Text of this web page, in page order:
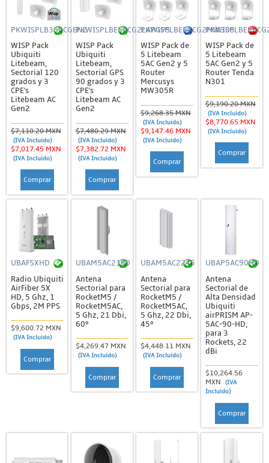
PKWISPLB35ACGEN2
WISP Pack
Ubiquiti
Litebeam,
Sectorial 120
grados y 3
CPE's
Litebeam AC
Gen2
$7,110.20 MXN
(IVA Incluido)
$7,017.45 MXN
(IVA Incluido)
Comprar
PKWISPLBE5ACG2LAPGPS
WISP Pack
Ubiquiti
Litebeam,
Sectorial GPS
90 grados y 3
CPE's
Litebeam AC
Gen2
$7,480.29 MXN
(IVA Incluido)
$7,382.72 MXN
(IVA Incluido)
Comprar
PKWISPLBE5ACG2MW305
WISP Pack de
5 Litebeam
5AC Gen2 y 5
Router
Mercusys
MW305R
$9,268.35 MXN
(IVA Incluido)
$9,147.46 MXN
(IVA Incluido)
Comprar
WISP Pack de
5 Litebeam
5AC Gen2 y 5
Router Tenda
N301
$9,190.20 MXN
(IVA Incluido)
$8,770.65 MXN
(IVA Incluido)
Comprar
UBAF5XHD
Radio Ubiquiti
AirFiber 5X
HD, 5 Ghz, 1
Gbps, 2M PPS
$9,600.72 MXN
(IVA Incluido)
Comprar
UBAM5AC2160
Antena
Sectorial para
RocketM5 /
RocketM5AC,
5 Ghz, 21 Dbi,
60º
$4,269.47 MXN
(IVA Incluido)
Comprar
UBAM5AC2245
Antena
Sectorial para
RocketM5 /
RocketM5AC,
5 Ghz, 22 Dbi,
45º
$4,448.11 MXN
(IVA Incluido)
Comprar
UBAP5AC90HD
Antena
Sectorial de
Alta Densidad
Ubiquiti
airPRISM AP-
5AC-90-HD,
para 3
Rockets, 22
dBi
$10,264.56
MXN
(IVA
Incluido)
Comprar